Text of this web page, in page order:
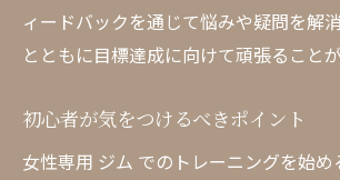
ィードバックを通じて悩みや疑問を解
とともに目標達成に向けて頑張ることが
初心者が気をつけるべきポイント
女性専用 ジム でのトレーニングを始